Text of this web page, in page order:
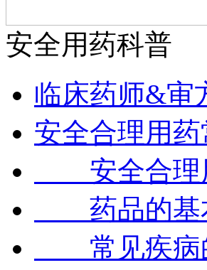
安全用药科普
临床药师&审
安全合理用药
安全合理
药品的基
常见疾病